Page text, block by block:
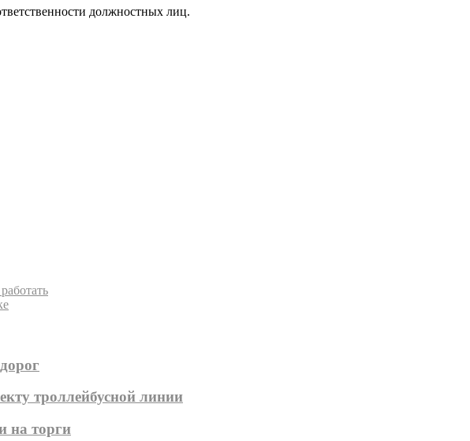
должностных лиц.
троллейбусной линии
на торги